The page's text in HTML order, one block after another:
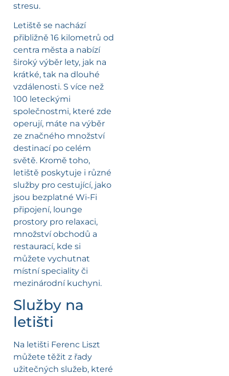
stresu.
Letiště se nachází
přibližně 16 kilometrů od
centra města a nabízí
široký výběr lety, jak na
krátké, tak na dlouhé
vzdálenosti. S více než
100 leteckými
společnostmi, které zde
operují, máte na výběr
ze značného množství
destinací po celém
světě. Kromě toho,
letiště poskytuje i různé
služby pro cestující, jako
jsou bezplatné Wi-Fi
připojení, lounge
prostory pro relaxaci,
množství obchodů a
restaurací, kde si
můžete vychutnat
místní speciality či
mezinárodní kuchyni.
Služby na
letišti
Na letišti Ferenc Liszt
můžete těžit z řady
užitečných služeb, které